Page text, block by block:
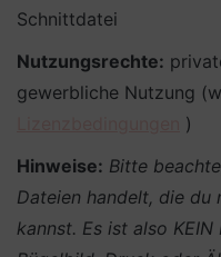
Schnittdatei
Nutzungsrechte:
gewerbliche Nutzung
)
Hinweise: Bitte
Dateien handelt, die du
kannst. Es ist also KEIN